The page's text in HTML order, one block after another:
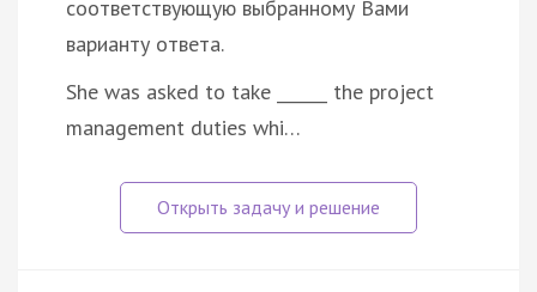
соответствующую выбранному Вами
варианту ответа.
She was asked to take ______ the project
management duties whi…